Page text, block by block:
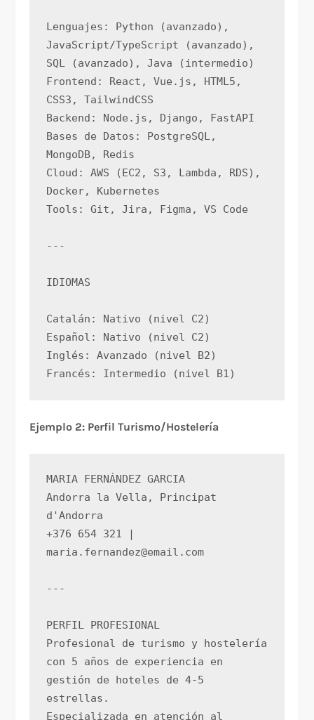
Lenguajes: Python (avanzado),
JavaScript/TypeScript (avanzado),
SQL (avanzado), Java (intermedio)
Frontend: React, Vue.js, HTML5,
CSS3, TailwindCSS
Backend: Node.js, Django, FastAPI
Bases de Datos: PostgreSQL,
MongoDB, Redis
Cloud: AWS (EC2, S3, Lambda, RDS),
Docker, Kubernetes
Tools: Git, Jira, Figma, VS Code
---
IDIOMAS
Catalán: Nativo (nivel C2)
Español: Nativo (nivel C2)
Inglés: Avanzado (nivel B2)
Francés: Intermedio (nivel B1)
Ejemplo 2: Perfil Turismo/Hostelería
MARIA FERNÁNDEZ GARCIA
Andorra la Vella, Principat
d'Andorra
+376 654 321 |
maria.fernandez@email.com
---
PERFIL PROFESIONAL
Profesional de turismo y hostelería
con 5 años de experiencia en
gestión de hoteles de 4-5
estrellas.
Especializada en atención al